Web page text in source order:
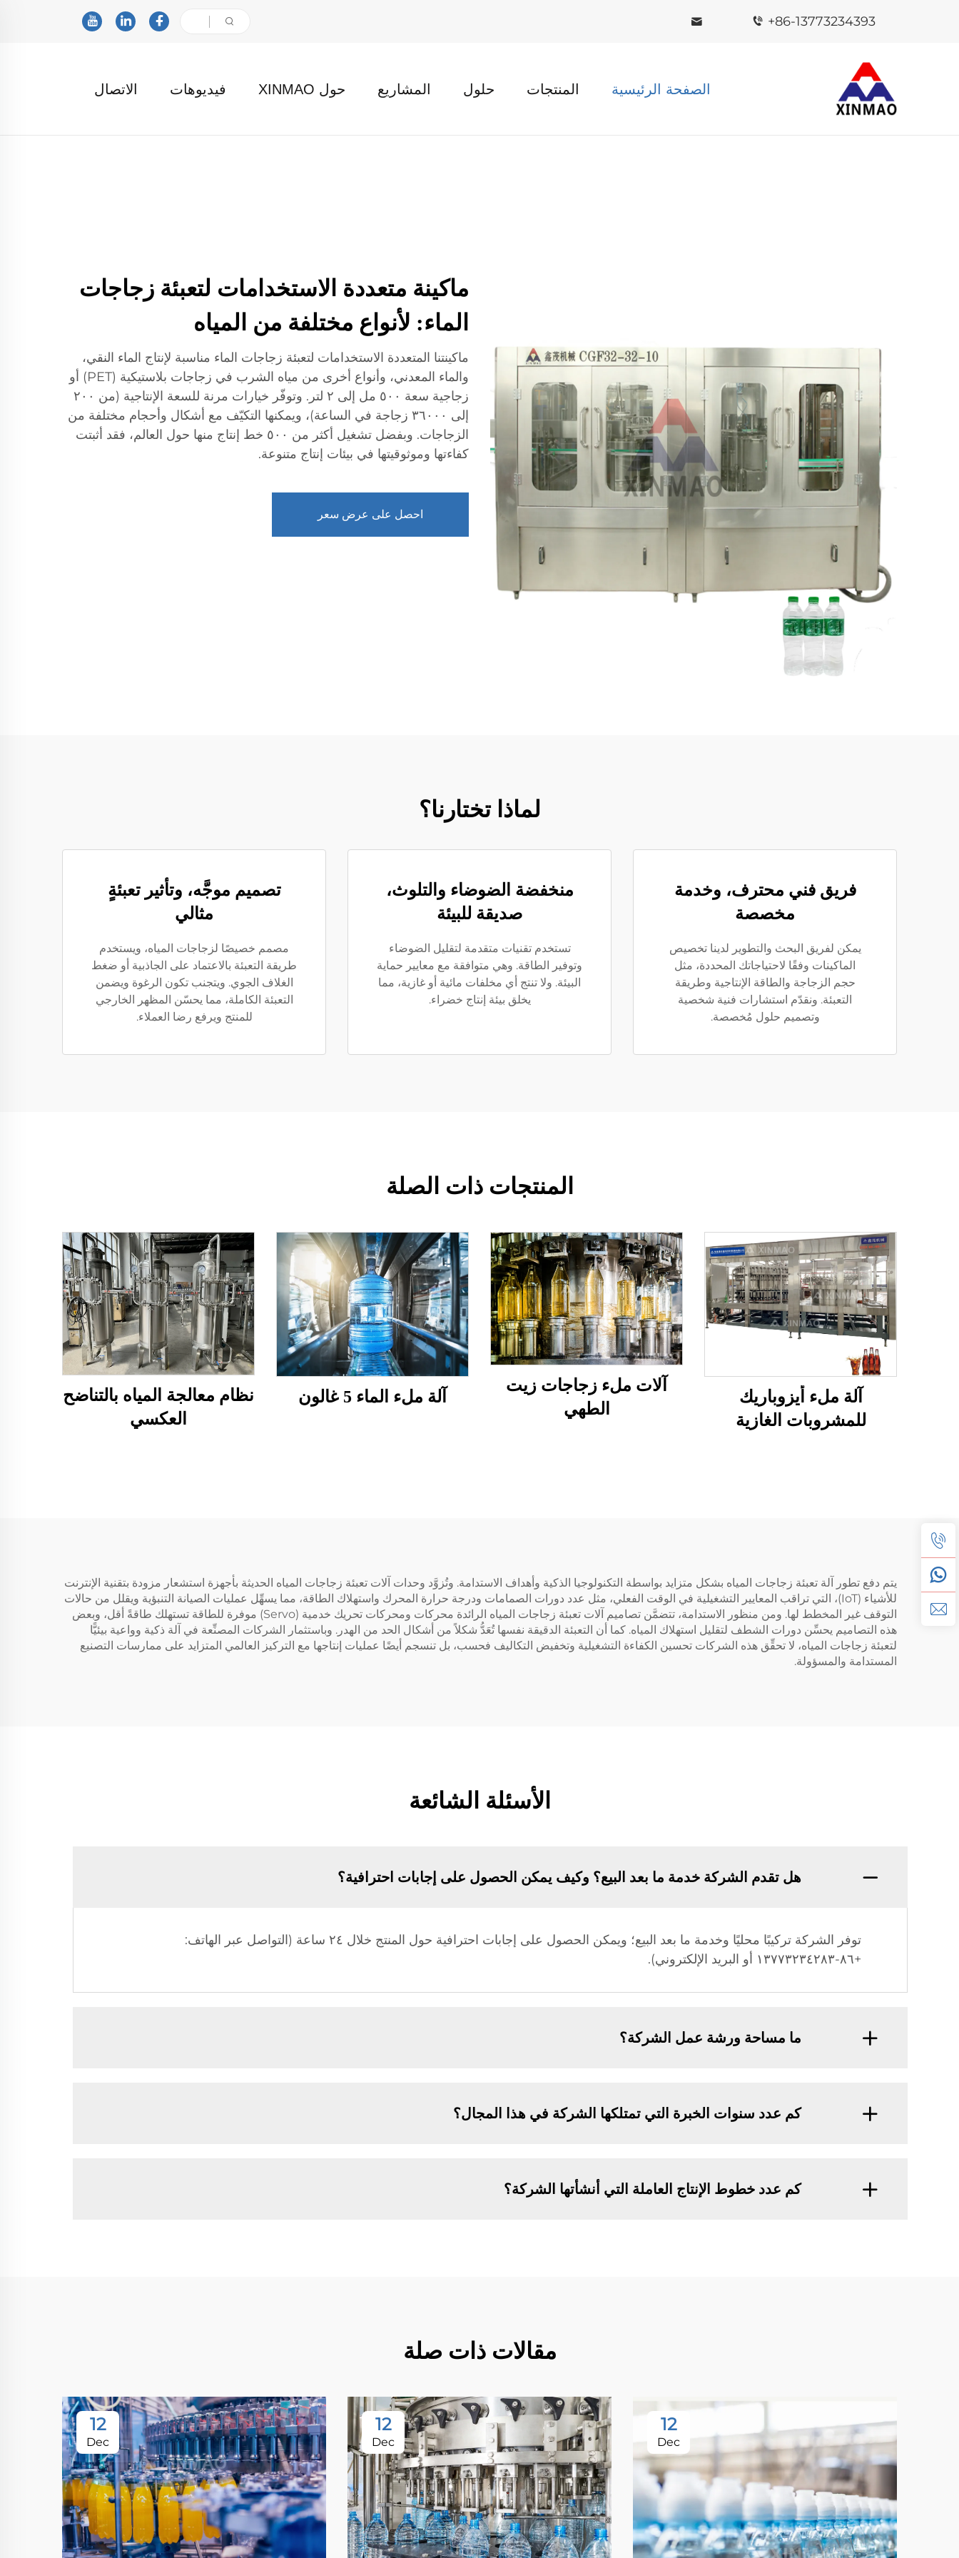
+86-13773234393
الصفحة الرئيسية المنتجات حلول المشاريع حول XINMAO فيديوهات الاتصال
ماكينة متعددة الاستخدامات لتعبئة زجاجات
الماء: لأنواع مختلفة من المياه
ماكينتنا المتعددة الاستخدامات لتعبئة زجاجات الماء مناسبة لإنتاج الماء النقي،
والماء المعدني، وأنواع أخرى من مياه الشرب في زجاجات بلاستيكية (PET) أو
زجاجية سعة ٥٠٠ مل إلى ٢ لتر. وتوفّر خيارات مرنة للسعة الإنتاجية (من ٢٠٠
إلى ٣٦٠٠٠ زجاجة في الساعة)، ويمكنها التكيّف مع أشكال وأحجام مختلفة من
الزجاجات. وبفضل تشغيل أكثر من ٥٠٠ خط إنتاج منها حول العالم، فقد أثبتت
كفاءتها وموثوقيتها في بيئات إنتاج متنوعة.
احصل على عرض سعر
لماذا تختارنا؟
فريق فني محترف، وخدمة
مخصصة
يمكن لفريق البحث والتطوير لدينا تخصيص
الماكينات وفقًا لاحتياجاتك المحددة، مثل
حجم الزجاجة والطاقة الإنتاجية وطريقة
التعبئة. ونقدّم استشارات فنية شخصية
وتصميم حلول مُخصصة.
منخفضة الضوضاء والتلوث،
صديقة للبيئة
تستخدم تقنيات متقدمة لتقليل الضوضاء
وتوفير الطاقة. وهي متوافقة مع معايير حماية
البيئة. ولا تنتج أي مخلفات مائية أو غازية، مما
يخلق بيئة إنتاج خضراء.
تصميم موجَّه، وتأثير تعبئةٍ
مثالي
مصمم خصيصًا لزجاجات المياه، ويستخدم
طريقة التعبئة بالاعتماد على الجاذبية أو ضغط
الغلاف الجوي. ويتجنب تكون الرغوة ويضمن
التعبئة الكاملة، مما يحسّن المظهر الخارجي
للمنتج ويرفع رضا العملاء.
المنتجات ذات الصلة
آلة ملء أيزوباريك
للمشروبات الغازية
آلات ملء زجاجات زيت
الطهي
آلة ملء الماء 5 غالون
نظام معالجة المياه بالتناضح
العكسي
يتم دفع تطور آلة تعبئة زجاجات المياه بشكل متزايد بواسطة التكنولوجيا الذكية وأهداف الاستدامة. وتُزوَّد وحدات آلات تعبئة زجاجات المياه الحديثة بأجهزة استشعار مزودة بتقنية الإنترنت
للأشياء (IoT)، التي تراقب المعايير التشغيلية في الوقت الفعلي، مثل عدد دورات الصمامات ودرجة حرارة المحرك واستهلاك الطاقة، مما يسهِّل عمليات الصيانة التنبؤية ويقلل من حالات
التوقف غير المخطط لها. ومن منظور الاستدامة، تتضمَّن تصاميم آلات تعبئة زجاجات المياه الرائدة محركات ومحركات تحريك خدمية (Servo) موفرة للطاقة تستهلك طاقةً أقل، وبعض
هذه التصاميم يحسِّن دورات الشطف لتقليل استهلاك المياه. كما أن التعبئة الدقيقة نفسها تُعَدُّ شكلاً من أشكال الحد من الهدر. وباستثمار الشركات المصنِّعة في آلة ذكية وواعية بيئيًّا
لتعبئة زجاجات المياه، لا تحقِّق هذه الشركات تحسين الكفاءة التشغيلية وتخفيض التكاليف فحسب، بل تنسجم أيضًا عمليات إنتاجها مع التركيز العالمي المتزايد على ممارسات التصنيع
المستدامة والمسؤولة.
الأسئلة الشائعة
هل تقدم الشركة خدمة ما بعد البيع؟ وكيف يمكن الحصول على إجابات احترافية؟
توفر الشركة تركيبًا محليًا وخدمة ما بعد البيع؛ ويمكن الحصول على إجابات احترافية حول المنتج خلال ٢٤ ساعة (التواصل عبر الهاتف:
+٨٦-١٣٧٧٣٢٣٤٢٨٣ أو البريد الإلكتروني).
ما مساحة ورشة عمل الشركة؟
كم عدد سنوات الخبرة التي تمتلكها الشركة في هذا المجال؟
كم عدد خطوط الإنتاج العاملة التي أنشأتها الشركة؟
مقالات ذات صلة
12
Dec
12
Dec
12
Dec